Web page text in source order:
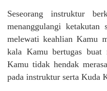
Seseorang instruktur
menanggulangi ketakutan
melewati keahlian Kamu
kala Kamu bertugas buat
Kamu tidak hendak
pada instruktur serta Kuda